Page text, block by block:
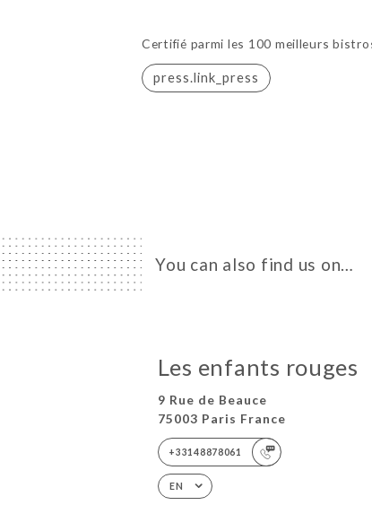
Certifié parmi les 100 meilleurs
press.link_press
You can also find us on…
Les enfants rouges
9 Rue de Beauce
75003 Paris France
+33148878061
EN